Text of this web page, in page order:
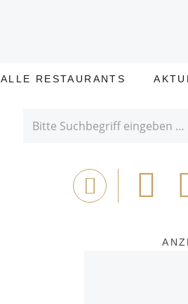
ALLE RESTAURANTS